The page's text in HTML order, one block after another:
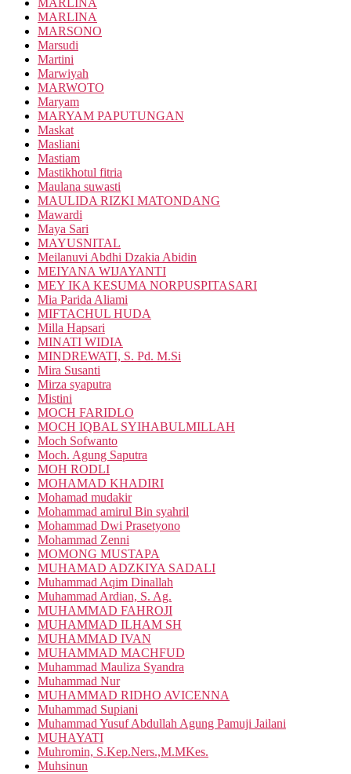
MARLINA
MARLINA
MARSONO
Marsudi
Martini
Marwiyah
MARWOTO
Maryam
MARYAM PAPUTUNGAN
Maskat
Masliani
Mastiam
Mastikhotul fitria
Maulana suwasti
MAULIDA RIZKI MATONDANG
Mawardi
Maya Sari
MAYUSNITAL
Meilanuvi Abdhi Dzakia Abidin
MEIYANA WIJAYANTI
MEY IKA KESUMA NORPUSPITASARI
Mia Parida Aliami
MIFTACHUL HUDA
Milla Hapsari
MINATI WIDIA
MINDREWATI, S. Pd. M.Si
Mira Susanti
Mirza syaputra
Mistini
MOCH FARIDLO
MOCH IQBAL SYIHABULMILLAH
Moch Sofwanto
Moch. Agung Saputra
MOH RODLI
MOHAMAD KHADIRI
Mohamad mudakir
Mohammad amirul Bin syahril
Mohammad Dwi Prasetyono
Mohammad Zenni
MOMONG MUSTAPA
MUHAMAD ADZKIYA SADALI
Muhammad Aqim Dinallah
Muhammad Ardian, S. Ag.
MUHAMMAD FAHROJI
MUHAMMAD ILHAM SH
MUHAMMAD IVAN
MUHAMMAD MACHFUD
Muhammad Mauliza Syandra
Muhammad Nur
MUHAMMAD RIDHO AVICENNA
Muhammad Supiani
Muhammad Yusuf Abdullah Agung Pamuji Jailani
MUHAYATI
Muhromin, S.Kep.Ners.,M.MKes.
Muhsinun